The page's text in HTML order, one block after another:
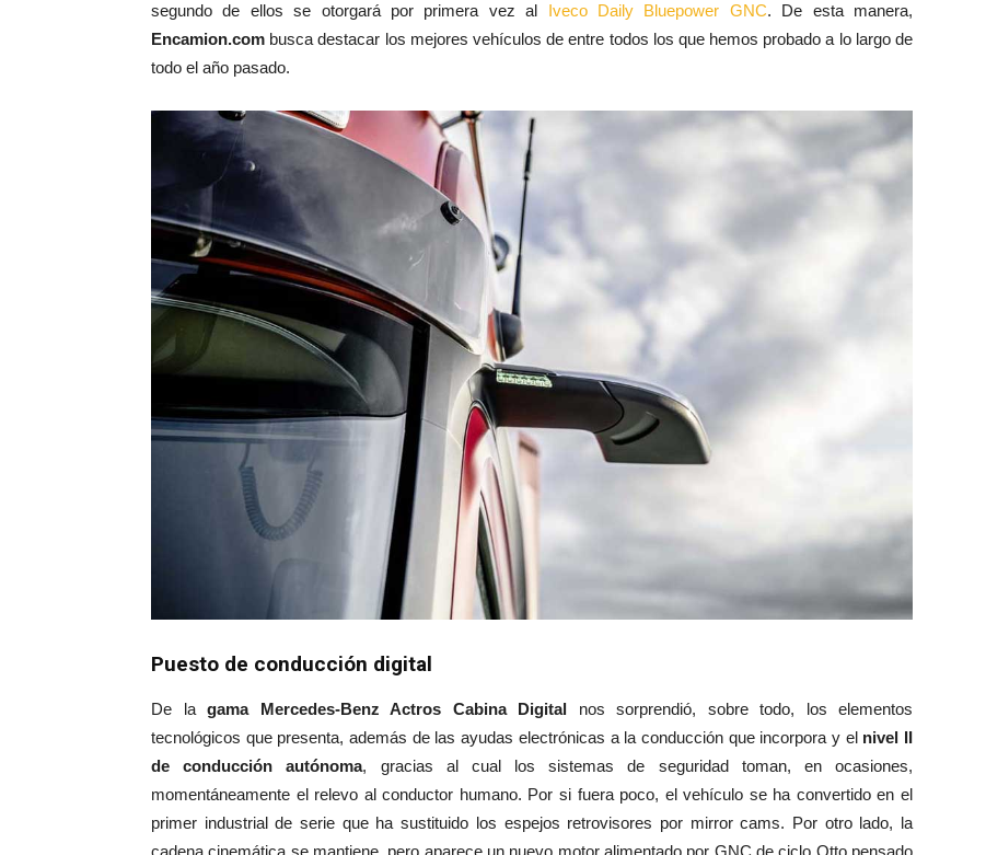
segundo de ellos se otorgará por primera vez al Iveco Daily Bluepower GNC. De esta manera,
Encamion.com busca destacar los mejores vehículos de entre todos los que hemos probado a lo largo de
todo el año pasado.
Puesto de conducción digital
De la gama Mercedes-Benz Actros Cabina Digital nos sorprendió, sobre todo, los elementos
tecnológicos que presenta, además de las ayudas electrónicas a la conducción que incorpora y el nivel II
de conducción autónoma, gracias al cual los sistemas de seguridad toman, en ocasiones,
momentáneamente el relevo al conductor humano. Por si fuera poco, el vehículo se ha convertido en el
primer industrial de serie que ha sustituido los espejos retrovisores por mirror cams. Por otro lado, la
cadena cinemática se mantiene, pero aparece un nuevo motor alimentado por GNC de ciclo Otto pensado